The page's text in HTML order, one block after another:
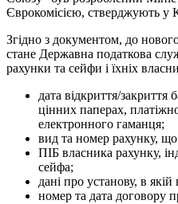
Єврокомісією, стверджують у
Згідно з документом, до
стане Державна податкова
рахунки та сейфи і їхніх
дата відкриття/закриття
цінних паперах,
електронного гаманця;
вид та номер рахунку,
ПІБ власника рахунку,
сейфа;
дані про установу, в
номер та дата договору